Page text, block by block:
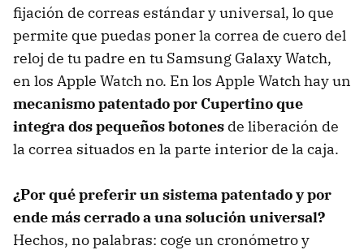
fijación de correas estándar y universal, lo que
permite que puedas poner la correa de cuero del
reloj de tu padre en tu Samsung Galaxy Watch,
en los Apple Watch no. En los Apple Watch hay un
mecanismo patentado por Cupertino que
integra dos pequeños botones de liberación de
la correa situados en la parte interior de la caja.
¿Por qué preferir un sistema patentado y por
ende más cerrado a una solución universal?
Hechos, no palabras: coge un cronómetro y